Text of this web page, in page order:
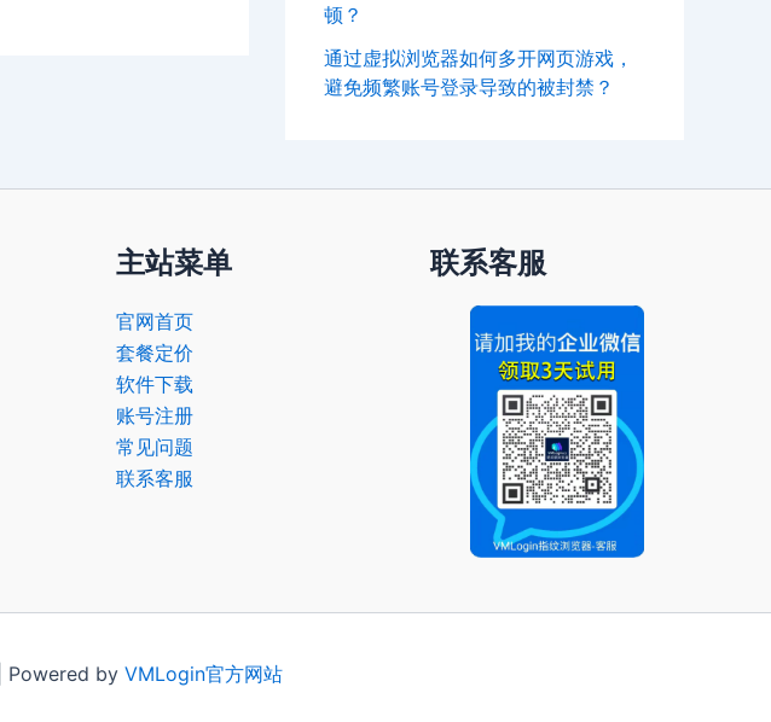
顿？
通过虚拟浏览器如何多开网页游戏，
避免频繁账号登录导致的被封禁？
主站菜单
官网首页
套餐定价
软件下载
账号注册
常见问题
联系客服
联系客服
| Powered by VMLogin官方网站